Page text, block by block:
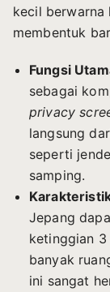
kecil berwarna
membentuk
Fungsi
sebagai
privacy
langsung
seperti
samping.
Jepang
ketinggian
banyak
ini sangat